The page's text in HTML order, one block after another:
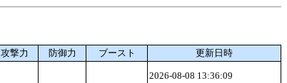
攻撃力 防御力 ブースト
更新日時
2026-08-08 13:36:09